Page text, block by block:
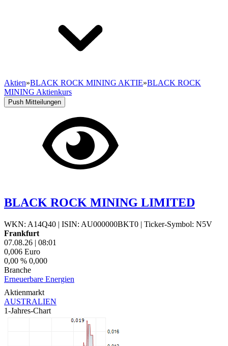
Aktien»BLACK ROCK MINING AKTIE»BLACK ROCK
MINING Aktienkurs
Push Mitteilungen
BLACK ROCK MINING LIMITED
WKN: A14Q40 | ISIN: AU000000BKT0 | Ticker-Symbol: N5V
Frankfurt
07.08.26 | 08:01
0,006 Euro
0,00 % 0,000
Branche
Erneuerbare Energien
Aktienmarkt
AUSTRALIEN
1-Jahres-Chart